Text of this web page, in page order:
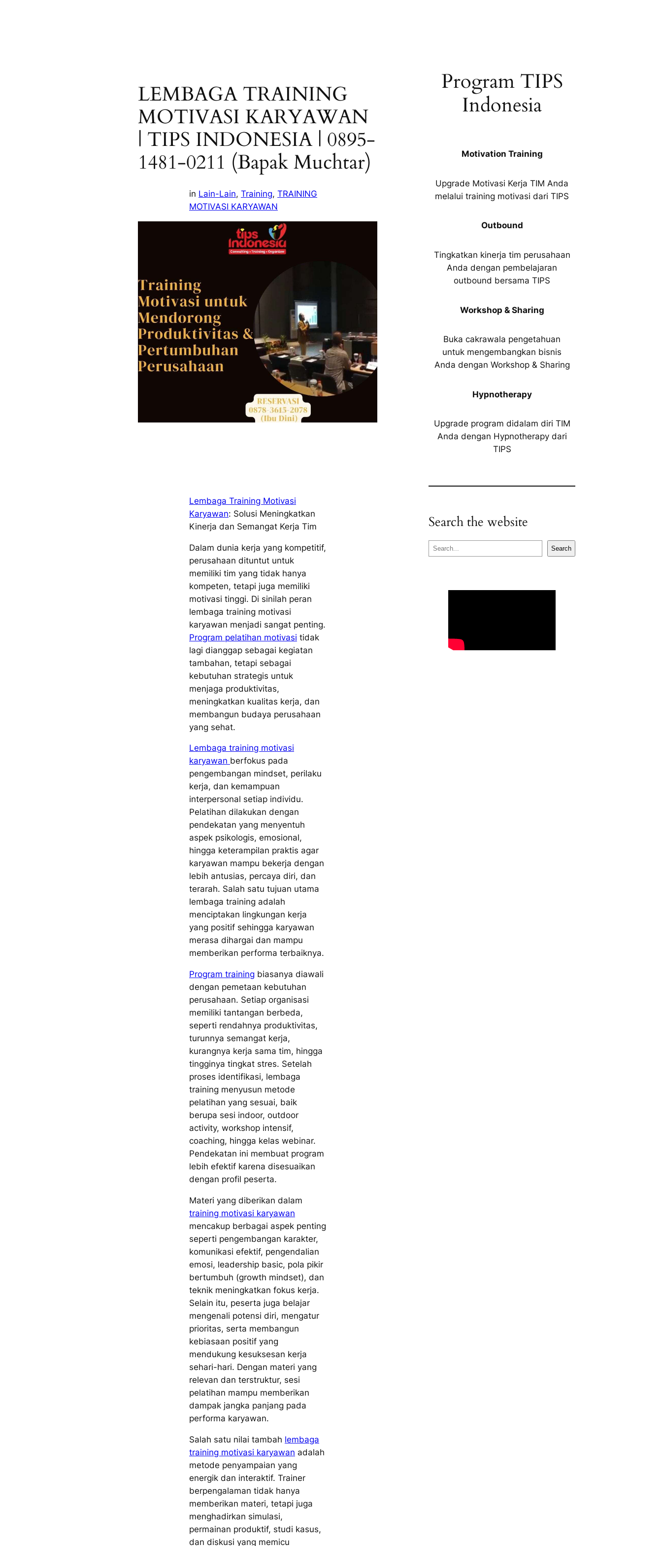
LEMBAGA TRAINING
MOTIVASI KARYAWAN
| TIPS INDONESIA | 0895-
1481-0211 (Bapak Muchtar)
in Lain-Lain, Training, TRAINING
MOTIVASI KARYAWAN
Lembaga Training Motivasi
Karyawan: Solusi Meningkatkan
Kinerja dan Semangat Kerja Tim
Dalam dunia kerja yang kompetitif,
perusahaan dituntut untuk
memiliki tim yang tidak hanya
kompeten, tetapi juga memiliki
motivasi tinggi. Di sinilah peran
lembaga training motivasi
karyawan menjadi sangat penting.
Program pelatihan motivasi tidak
lagi dianggap sebagai kegiatan
tambahan, tetapi sebagai
kebutuhan strategis untuk
menjaga produktivitas,
meningkatkan kualitas kerja, dan
membangun budaya perusahaan
yang sehat.
Lembaga training motivasi
karyawan berfokus pada
pengembangan mindset, perilaku
kerja, dan kemampuan
interpersonal setiap individu.
Pelatihan dilakukan dengan
pendekatan yang menyentuh
aspek psikologis, emosional,
hingga keterampilan praktis agar
karyawan mampu bekerja dengan
lebih antusias, percaya diri, dan
terarah. Salah satu tujuan utama
lembaga training adalah
menciptakan lingkungan kerja
yang positif sehingga karyawan
merasa dihargai dan mampu
memberikan performa terbaiknya.
Program training biasanya diawali
dengan pemetaan kebutuhan
perusahaan. Setiap organisasi
memiliki tantangan berbeda,
seperti rendahnya produktivitas,
turunnya semangat kerja,
kurangnya kerja sama tim, hingga
tingginya tingkat stres. Setelah
proses identifikasi, lembaga
training menyusun metode
pelatihan yang sesuai, baik
berupa sesi indoor, outdoor
activity, workshop intensif,
coaching, hingga kelas webinar.
Pendekatan ini membuat program
lebih efektif karena disesuaikan
dengan profil peserta.
Materi yang diberikan dalam
training motivasi karyawan
mencakup berbagai aspek penting
seperti pengembangan karakter,
komunikasi efektif, pengendalian
emosi, leadership basic, pola pikir
bertumbuh (growth mindset), dan
teknik meningkatkan fokus kerja.
Selain itu, peserta juga belajar
mengenali potensi diri, mengatur
prioritas, serta membangun
kebiasaan positif yang
mendukung kesuksesan kerja
sehari-hari. Dengan materi yang
relevan dan terstruktur, sesi
pelatihan mampu memberikan
dampak jangka panjang pada
performa karyawan.
Salah satu nilai tambah lembaga
training motivasi karyawan adalah
metode penyampaian yang
energik dan interaktif. Trainer
berpengalaman tidak hanya
memberikan materi, tetapi juga
menghadirkan simulasi,
permainan produktif, studi kasus,
dan diskusi yang memicu
Program TIPS
Indonesia
Motivation Training
Upgrade Motivasi Kerja TIM Anda
melalui training motivasi dari TIPS
Outbound
Tingkatkan kinerja tim perusahaan
Anda dengan pembelajaran
outbound bersama TIPS
Workshop & Sharing
Buka cakrawala pengetahuan
untuk mengembangkan bisnis
Anda dengan Workshop & Sharing
Hypnotherapy
Upgrade program didalam diri TIM
Anda dengan Hypnotherapy dari
TIPS
Search the website
S
e
Search